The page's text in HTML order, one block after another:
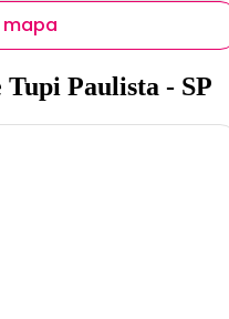
mapa
Paulista - SP